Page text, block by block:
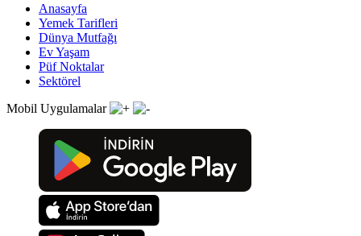
Anasayfa
Yemek Tarifleri
Dünya Mutfağı
Ev Yaşam
Püf Noktalar
Sektörel
Mobil Uygulamalar